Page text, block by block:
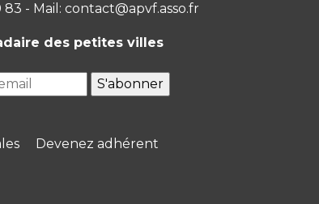
83 - Mail: contact@apvf.asso.fr
des petites villes
Devenez adhérent